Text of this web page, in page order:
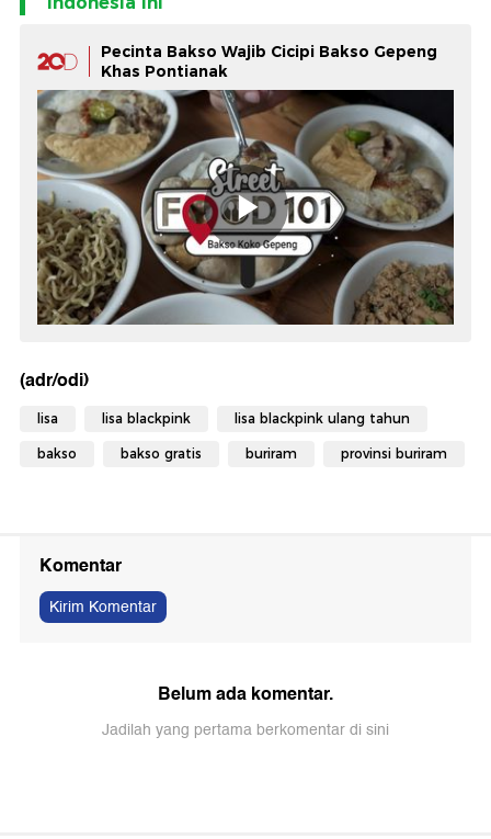
Pecinta Bakso Wajib Cicipi Bakso Gepeng
Khas Pontianak
(adr/odi)
lisa lisa blackpink lisa blackpink ulang tahun
bakso bakso gratis buriram provinsi buriram
Komentar
Kirim Komentar
Belum ada komentar.
Jadilah yang pertama berkomentar di sini